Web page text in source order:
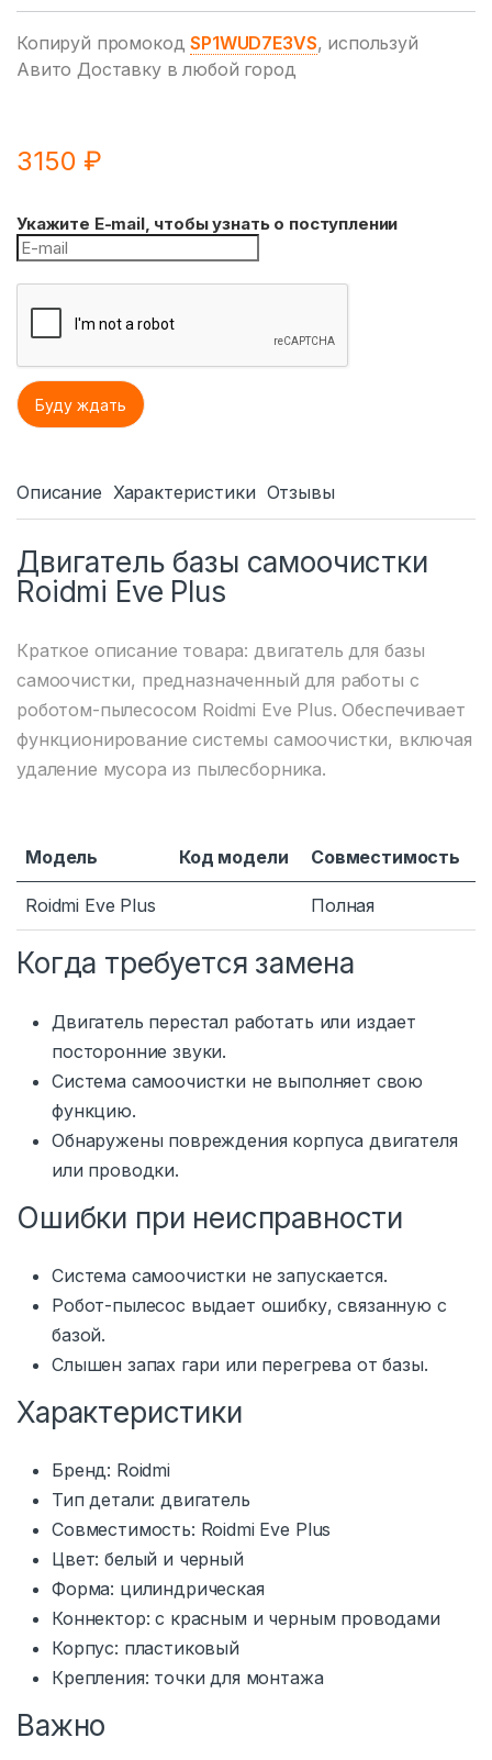
Копируй промокодSP1WUD7E3VS, используй
Авито Доставку в любой город
3150₽
Укажите E-mail, чтобы узнать о поступлении
Описание Характеристики Отзывы
Двигатель базы самоочистки
Roidmi Eve Plus
Краткое описание товара: двигатель для базы
самоочистки, предназначенный для работы с
роботом-пылесосом Roidmi Eve Plus. Обеспечивает
функционирование системы самоочистки, включая
удаление мусора из пылесборника.
Модель Код модели Совместимость
Roidmi Eve Plus Полная
Когда требуется замена
Двигатель перестал работать или издает
посторонние звуки.
Система самоочистки не выполняет свою
функцию.
Обнаружены повреждения корпуса двигателя
или проводки.
Ошибки при неисправности
Система самоочистки не запускается.
Робот-пылесос выдает ошибку, связанную с
базой.
Слышен запах гари или перегрева от базы.
Характеристики
Бренд: Roidmi
Тип детали: двигатель
Совместимость: Roidmi Eve Plus
Цвет: белый и черный
Форма: цилиндрическая
Коннектор: с красным и черным проводами
Корпус: пластиковый
Крепления: точки для монтажа
Важно